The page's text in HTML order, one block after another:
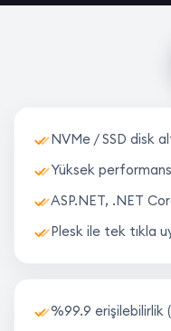
NVMe / SSD disk
Yüksek
ASP.NET, .NET
Plesk ile tek tıkla
%99.9 erişilebilirlik